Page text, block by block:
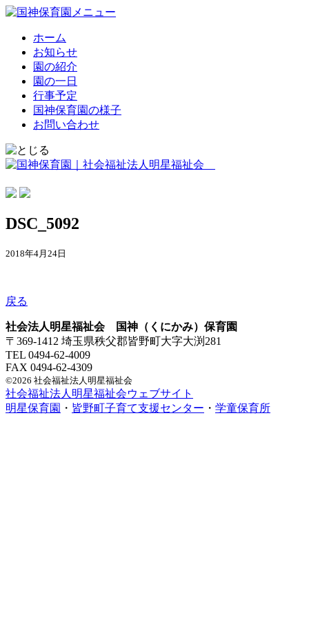
ホーム
お知らせ
園の紹介
園の一日
行事予定
国神保育園の様子
お問い合わせ
DSC_5092
2018年4月24日
戻る
社会法人明星福祉会 国神（くにかみ）保育園
〒369-1412 埼玉県秩父郡皆野町大字大渕281
TEL 0494-62-4009
FAX 0494-62-4309
©2026 社会福祉法人明星福祉会
社会福祉法人明星福祉会ウェブサイト
明星保育園 ・ 皆野町子育て支援センター ・ 学童保育所